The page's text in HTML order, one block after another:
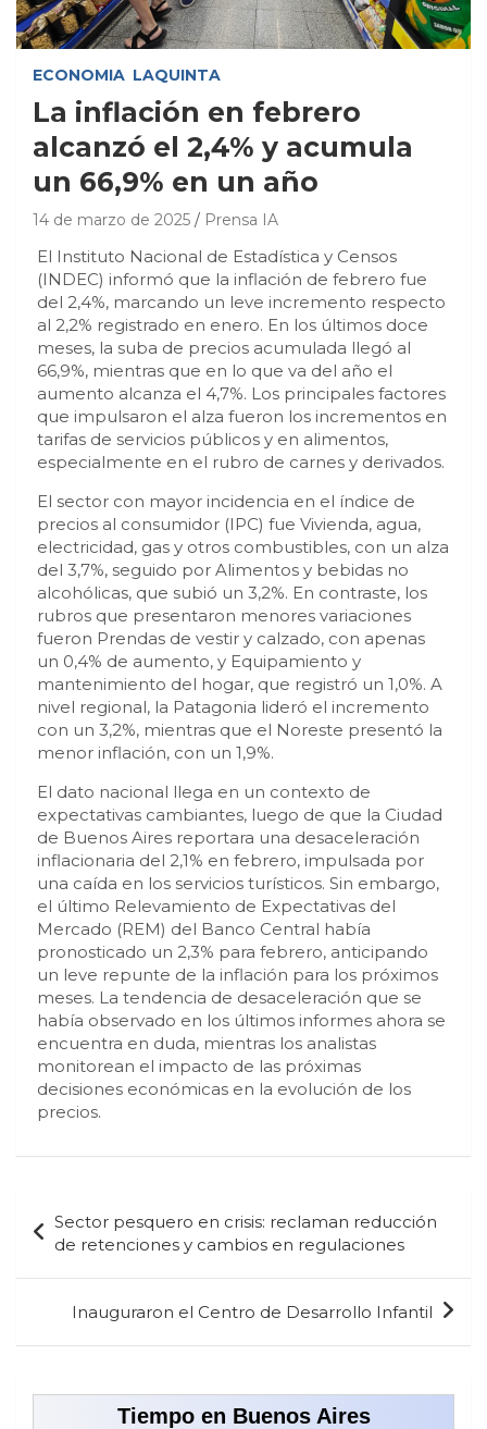
ECONOMIA LAQUINTA
La inflación en febrero
alcanzó el 2,4% y acumula
un 66,9% en un año
14 de marzo de 2025 Prensa IA
El Instituto Nacional de Estadística y Censos
(INDEC) informó que la inflación de febrero fue
del 2,4%, marcando un leve incremento respecto
al 2,2% registrado en enero. En los últimos doce
meses, la suba de precios acumulada llegó al
66,9%, mientras que en lo que va del año el
aumento alcanza el 4,7%. Los principales factores
que impulsaron el alza fueron los incrementos en
tarifas de servicios públicos y en alimentos,
especialmente en el rubro de carnes y derivados.
El sector con mayor incidencia en el índice de
precios al consumidor (IPC) fue Vivienda, agua,
electricidad, gas y otros combustibles, con un alza
del 3,7%, seguido por Alimentos y bebidas no
alcohólicas, que subió un 3,2%. En contraste, los
rubros que presentaron menores variaciones
fueron Prendas de vestir y calzado, con apenas
un 0,4% de aumento, y Equipamiento y
mantenimiento del hogar, que registró un 1,0%. A
nivel regional, la Patagonia lideró el incremento
con un 3,2%, mientras que el Noreste presentó la
menor inflación, con un 1,9%.
El dato nacional llega en un contexto de
expectativas cambiantes, luego de que la Ciudad
de Buenos Aires reportara una desaceleración
inflacionaria del 2,1% en febrero, impulsada por
una caída en los servicios turísticos. Sin embargo,
el último Relevamiento de Expectativas del
Mercado (REM) del Banco Central había
pronosticado un 2,3% para febrero, anticipando
un leve repunte de la inflación para los próximos
meses. La tendencia de desaceleración que se
había observado en los últimos informes ahora se
encuentra en duda, mientras los analistas
monitorean el impacto de las próximas
decisiones económicas en la evolución de los
precios.
de
entradas
Sector pesquero en crisis: reclaman reducción
de retenciones y cambios en regulaciones
Inauguraron el Centro de Desarrollo Infantil
Tiempo en Buenos Aires